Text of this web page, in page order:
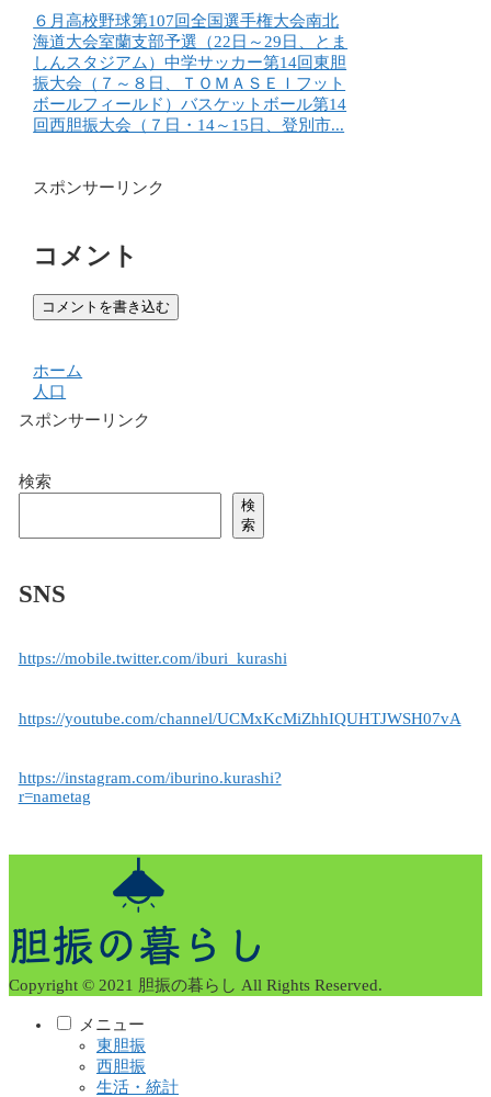
６月高校野球第107回全国選手権大会南北
海道大会室蘭支部予選（22日～29日、とま
しんスタジアム）中学サッカー第14回東胆
振大会（７～８日、ＴＯＭＡＳＥＩフット
ボールフィールド）バスケットボール第14
回西胆振大会（７日・14～15日、登別市...
スポンサーリンク
コメント
コメントを書き込む
ホーム
人口
スポンサーリンク
検索
検
索
SNS
https://mobile.twitter.com/iburi_kurashi
https://youtube.com/channel/UCMxKcMiZhhIQUHTJWSH07vA
https://instagram.com/iburino.kurashi?
r=nametag
Copyright © 2021 胆振の暮らし All Rights Reserved.
メニュー
東胆振
西胆振
生活・統計